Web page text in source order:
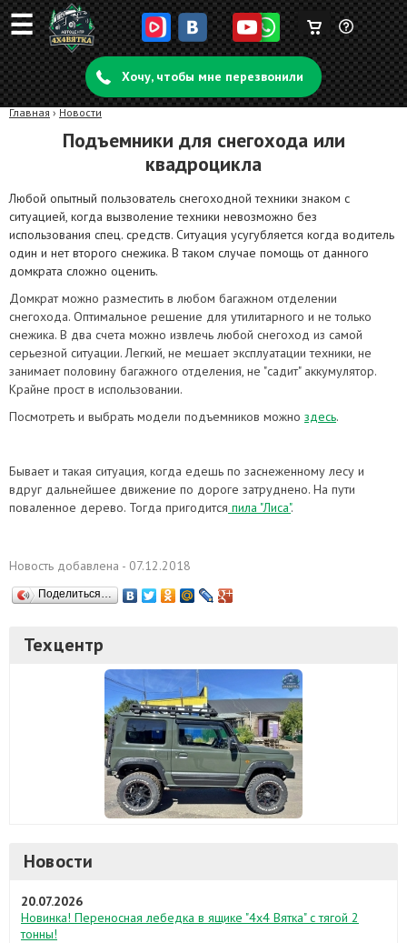
☰ Задать
вопрос
Корзина
пуста
Хочу, чтобы мне перезвонили
Главная › Новости
Подъемники для снегохода или
квадроцикла
Любой опытный пользователь снегоходной техники знаком с
ситуацией, когда вызволение техники невозможно без
использования спец. средств. Ситуация усугубляется когда водитель
один и нет второго снежика. В таком случае помощь от данного
домкрата сложно оценить.
Домкрат можно разместить в любом багажном отделении
снегохода. Оптимальное решение для утилитарного и не только
снежика. В два счета можно извлечь любой снегоход из самой
серьезной ситуации. Легкий, не мешает эксплуатации техники, не
занимает половину багажного отделения, не "садит" аккумулятор.
Крайне прост в использовании.
Посмотреть и выбрать модели подъемников можно здесь.
Бывает и такая ситуация, когда едешь по заснеженному лесу и
вдруг дальнейшее движение по дороге затруднено. На пути
поваленное дерево. Тогда пригодится пила "Лиса".
Новость добавлена - 07.12.2018
Поделиться…
Техцентр
Новости
20.07.2026
Новинка! Переносная лебедка в ящике "4х4 Вятка" с тягой 2
тонны!